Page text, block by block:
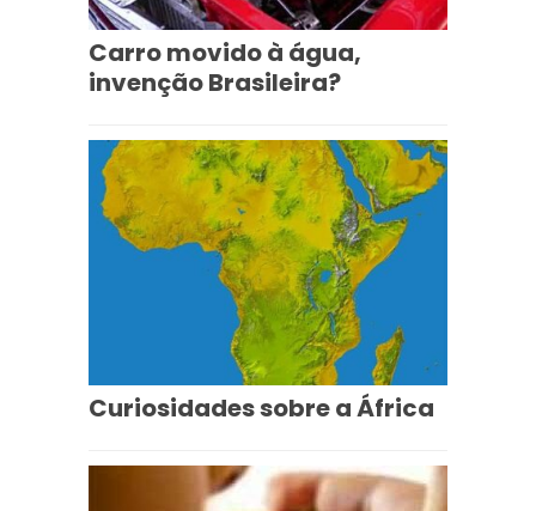
Carro movido à água,
invenção Brasileira?
Curiosidades sobre a África